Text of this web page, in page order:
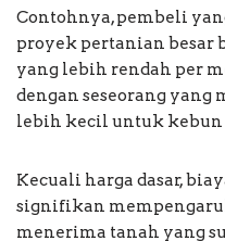
Contohnya, pembeli
proyek pertanian besar
yang lebih rendah per
dengan seseorang
lebih kecil untuk kebun
Kecuali harga dasar,
signifikan
menerima tanah yang